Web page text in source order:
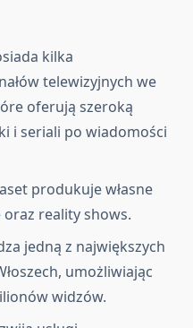
kilka
telewizyjnych we
oferują szeroką
i seriali po wiadomości
produkuje własne
reality shows.
jedną z największych
umożliwiając
widzów.